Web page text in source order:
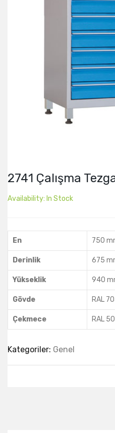
2741 Çalışma
Availability: In Stock
En 750
Derinlik 675
Yükseklik 940
Gövde RAL
Çekmece RAL
Kategoriler: Genel